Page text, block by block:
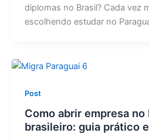
diplomas no Brasil? Cada vez
escolhendo estudar no
Post
Como abrir empresa no
brasileiro: guia prático